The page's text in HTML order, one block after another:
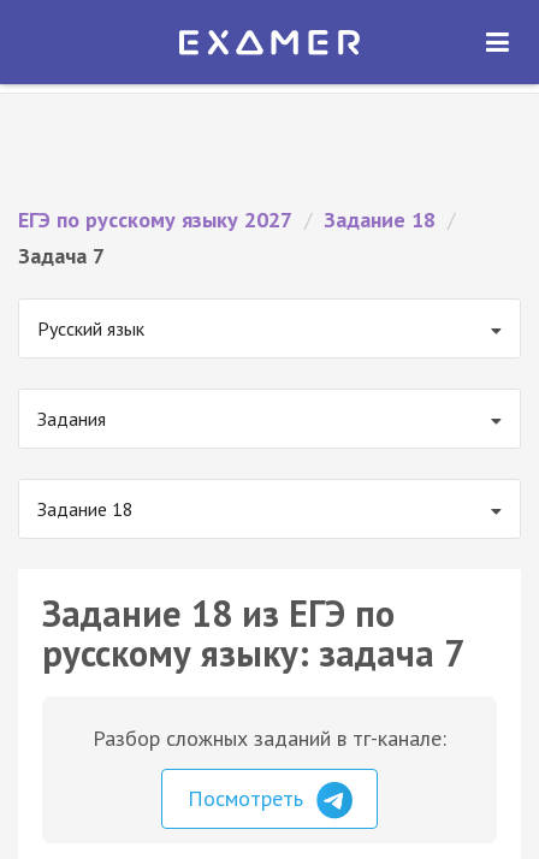
Экзамер — ЕГЭ 2027
ОТКРЫТЬ
ЕГЭ по русскому языку 2027 / Задание 18 /
Задача 7
Русский язык
Задания
Задание 18
Задание 18 из ЕГЭ по
русскому языку: задача 7
Разбор сложных заданий в тг-канале:
Посмотреть